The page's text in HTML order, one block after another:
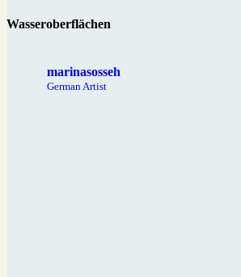
Wasseroberflächen
marinasosseh
German Artist